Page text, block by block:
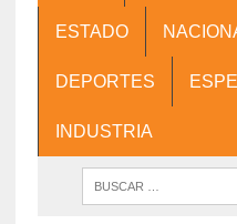
ESTADO
DEPORTES
INDUSTRIA